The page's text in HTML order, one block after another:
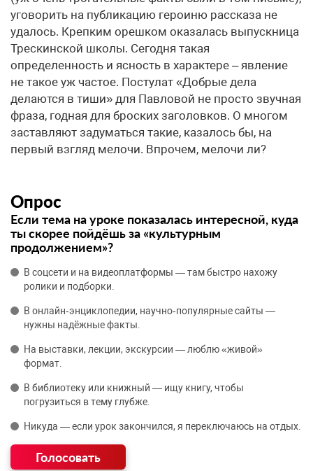
уговорить на публикацию героиню рассказа не
удалось. Крепким орешком оказалась выпускница
Трескинской школы. Сегодня такая
определенность и ясность в характере – явление
не такое уж частое. Постулат «Добрые дела
делаются в тиши» для Павловой не просто звучная
фраза, годная для броских заголовков. О многом
заставляют задуматься такие, казалось бы, на
первый взгляд мелочи. Впрочем, мелочи ли?
Опрос
Если тема на уроке показалась интересной, куда
ты скорее пойдёшь за «культурным
продолжением»?
В соцсети и на видеоплатформы — там быстро нахожу
ролики и подборки.
В онлайн‑энциклопедии, научно‑популярные сайты —
нужны надёжные факты.
На выставки, лекции, экскурсии — люблю «живой»
формат.
В библиотеку или книжный — ищу книгу, чтобы
погрузиться в тему глубже.
Никуда — если урок закончился, я переключаюсь на отдых.